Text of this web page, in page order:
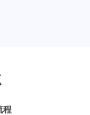
程